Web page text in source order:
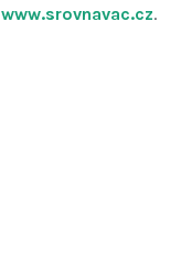
www.srovnavac.cz.